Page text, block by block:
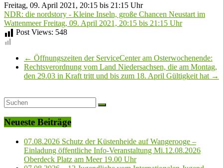
Freitag, 09. April 2021, 20:15 bis 21:15 Uhr
NDR: die nordstory - Kleine Inseln, große Chancen Neustart im
Wattenmeer Freitag, 09. April 2021, 20:15 bis 21:15 Uhr
Post Views: 548
← Öffnungszeiten der ServiceCenter am Osterwochenende:
Rechtsverordnung vom Land Niedersachsen, die am Montag,
den 29.03 in Kraft tritt und bis zum 18. April Gültigkeit hat →
Neueste Beiträge
07.08.2026 Schutz der Küstenheide auf Wangerooge –
Einladung öffentliche Info-Veranstaltung Mi.12.08.2026
Oberdeck Platz am Meer 19.00 Uhr